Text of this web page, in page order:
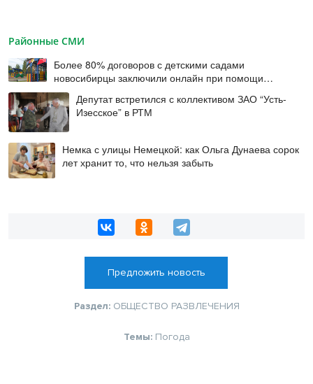
Районные СМИ
Более 80% договоров с детскими садами
новосибирцы заключили онлайн при помощи
цифровой подписи
Депутат встретился с коллективом ЗАО “Усть-
Изесское” в РТМ
Немка с улицы Немецкой: как Ольга Дунаева сорок
лет хранит то, что нельзя забыть
Предложить новость
Раздел: ОБЩЕСТВО РАЗВЛЕЧЕНИЯ
Темы: Погода